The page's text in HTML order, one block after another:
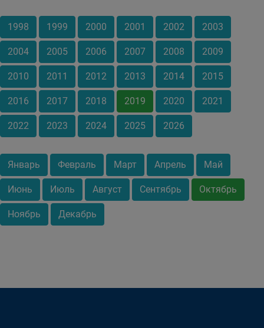
1998 1999 2000 2001 2002 2003
2004 2005 2006 2007 2008 2009
2010 2011 2012 2013 2014 2015
2016 2017 2018 2019 2020 2021
2022 2023 2024 2025 2026
Январь Февраль Март Апрель Май
Июнь Июль Август Сентябрь Октябрь
Ноябрь Декабрь